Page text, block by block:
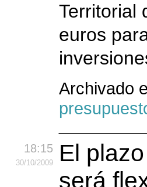
Territorial
euros
Archivado
18:15
30/10/2009
El
será